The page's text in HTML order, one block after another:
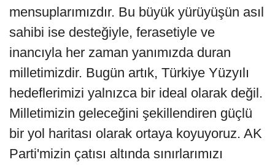
mensuplarımızdır. Bu büyük yürüyüşün asıl
sahibi ise desteğiyle, ferasetiyle ve
inancıyla her zaman yanımızda duran
milletimizdir. Bugün artık, Türkiye Yüzyılı
hedeflerimizi yalnızca bir ideal olarak değil.
Milletimizin geleceğini şekillendiren güçlü
bir yol haritası olarak ortaya koyuyoruz. AK
Parti'mizin çatısı altında sınırlarımızı